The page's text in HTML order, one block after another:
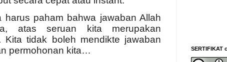
harus paham bahwa jawaban Allah
atas seruan kita merupakan
tidak boleh mendikte jawaban
permohonan kita…
SERTIFIKAT